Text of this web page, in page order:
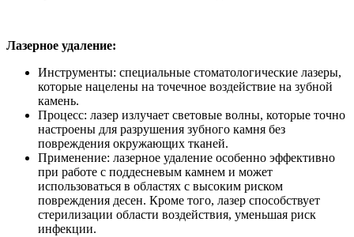
Лазерное удаление:
Инструменты: специальные стоматологические лазеры,
которые нацелены на точечное воздействие на зубной
камень.
Процесс: лазер излучает световые волны, которые точно
настроены для разрушения зубного камня без
повреждения окружающих тканей.
Применение: лазерное удаление особенно эффективно
при работе с поддесневым камнем и может
использоваться в областях с высоким риском
повреждения десен. Кроме того, лазер способствует
стерилизации области воздействия, уменьшая риск
инфекции.